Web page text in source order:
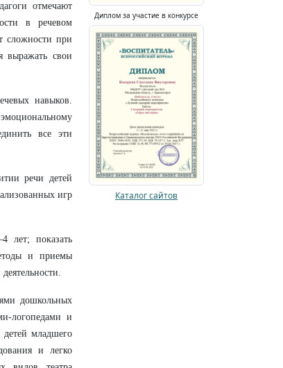
отмечают
в речевом
сложности при
выражать свои
навыков.
все эти
речи детей
игр
лет; показать
и приемы
дошкольных
логопедами и
детей младшего
и легко
Диплом за участие в конкурсе
Каталог сайтов